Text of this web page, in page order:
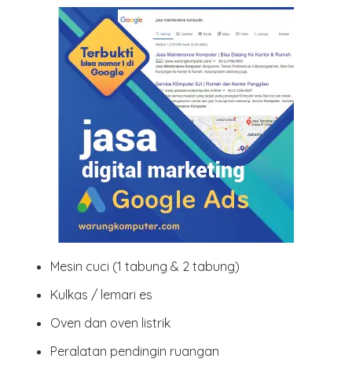
Mesin cuci (1 tabung & 2 tabung)
Kulkas / lemari es
Oven dan oven listrik
Peralatan pendingin ruangan